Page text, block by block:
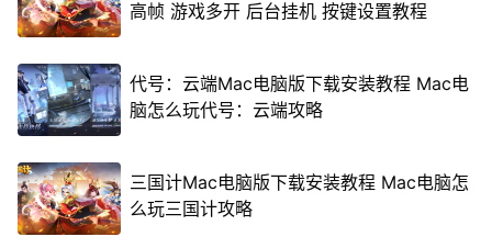
高帧 游戏多开 后台挂机 按键设置教程
代号：云端Mac电脑版下载安装教程 Mac电
脑怎么玩代号：云端攻略
三国计Mac电脑版下载安装教程 Mac电脑怎
么玩三国计攻略